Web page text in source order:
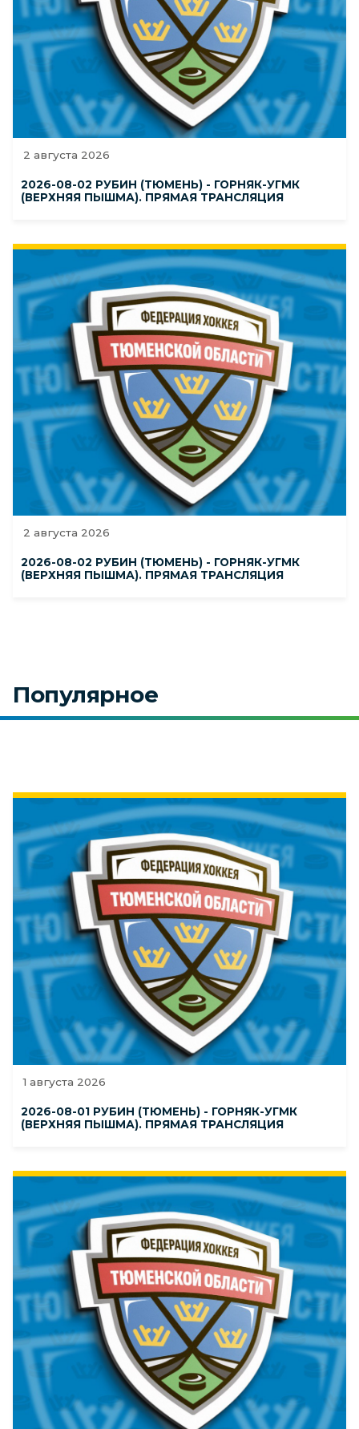
2 августа 2026
2026-08-02 РУБИН (ТЮМЕНЬ) - ГОРНЯК-УГМК
(ВЕРХНЯЯ ПЫШМА). ПРЯМАЯ ТРАНСЛЯЦИЯ
2 августа 2026
2026-08-02 РУБИН (ТЮМЕНЬ) - ГОРНЯК-УГМК
(ВЕРХНЯЯ ПЫШМА). ПРЯМАЯ ТРАНСЛЯЦИЯ
Популярное
1 августа 2026
2026-08-01 РУБИН (ТЮМЕНЬ) - ГОРНЯК-УГМК
(ВЕРХНЯЯ ПЫШМА). ПРЯМАЯ ТРАНСЛЯЦИЯ